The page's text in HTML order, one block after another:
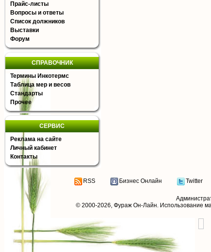
Прайс-листы
Вопросы и ответы
Список должников
Выставки
Форум
СПРАВОЧНИК
Термины Инкотермс
Таблица мер и весов
Стандарты
Прочее
СЕРВИС
Реклама на сайте
Личный кабинет
Контакты
RSS Бизнес Онлайн Twitter
© 2000-2026, Фураж Он-Лайн. Использование